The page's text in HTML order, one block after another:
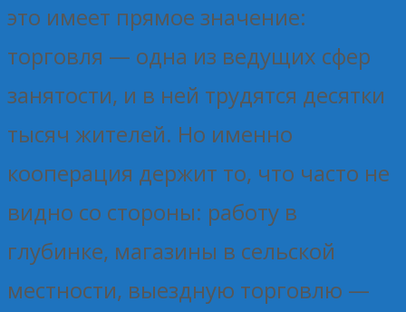
это имеет прямое значение:
торговля — одна из ведущих сфер
занятости, и в ней трудятся десятки
тысяч жителей. Но именно
кооперация держит то, что часто не
видно со стороны: работу в
глубинке, магазины в сельской
местности, выездную торговлю —